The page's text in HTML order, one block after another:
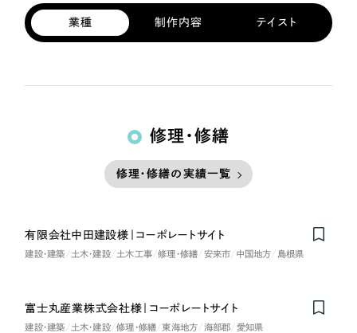
業種 制作内容 テイスト
修理・修繕
修理・修繕の実績一覧
有限会社中田建設様｜コーポレートサイト
建設・建築 土木・建設 土木工事 修理・修繕 安来市 中国地方 島根県
富士丸産業株式会社様｜コーポレートサイト
建設・建築 土木・建設 修理・修繕 東海地方 海部郡 愛知県